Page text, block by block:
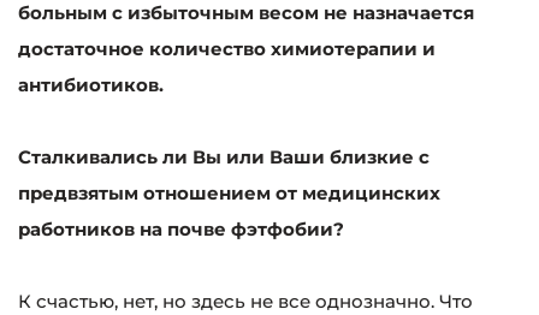
больным с избыточным весом не назначается
достаточное количество химиотерапии и
антибиотиков.
Сталкивались ли Вы или Ваши близкие с
предвзятым отношением от медицинских
работников на почве фэтфобии?
К счастью, нет, но здесь не все однозначно. Что